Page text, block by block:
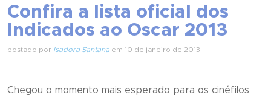
Confira a lista oficial dos
Indicados ao Oscar 2013
postado por Isadora Santana em 10 de janeiro de 2013
Chegou o momento mais esperado para os cinéfilos